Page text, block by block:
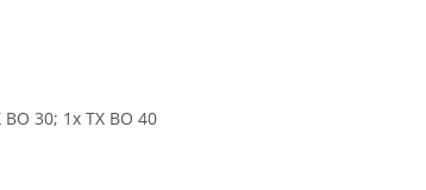
30; 1x TX BO 40